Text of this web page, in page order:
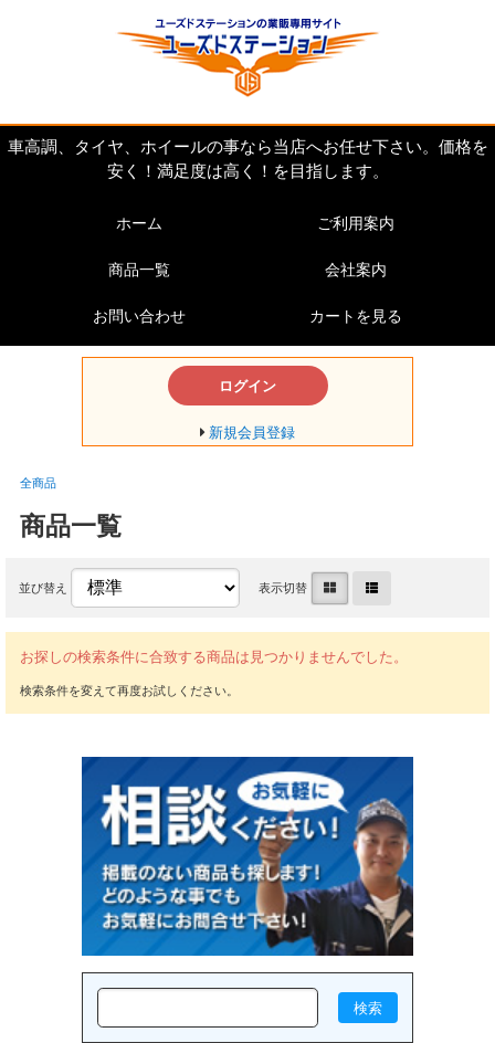
車高調、タイヤ、ホイールの事なら当店へお任せ下さい。価格を
安く！満足度は高く！を目指します。
ホーム ご利用案内
商品一覧 会社案内
お問い合わせ カートを見る
ログイン
新規会員登録
全商品
商品一覧
並び替え 表示切替
お探しの検索条件に合致する商品は見つかりませんでした。
検索